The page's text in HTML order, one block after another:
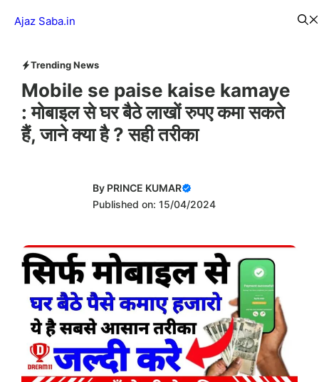
Ajaz Saba.in
Trending News
Mobile se paise kaise kamaye
: मोबाइल से घर बैठे लाखों रुपए कमा सकते
हैं, जाने क्या है ? सही तरीका
By PRINCE KUMAR
Published on: 15/04/2024